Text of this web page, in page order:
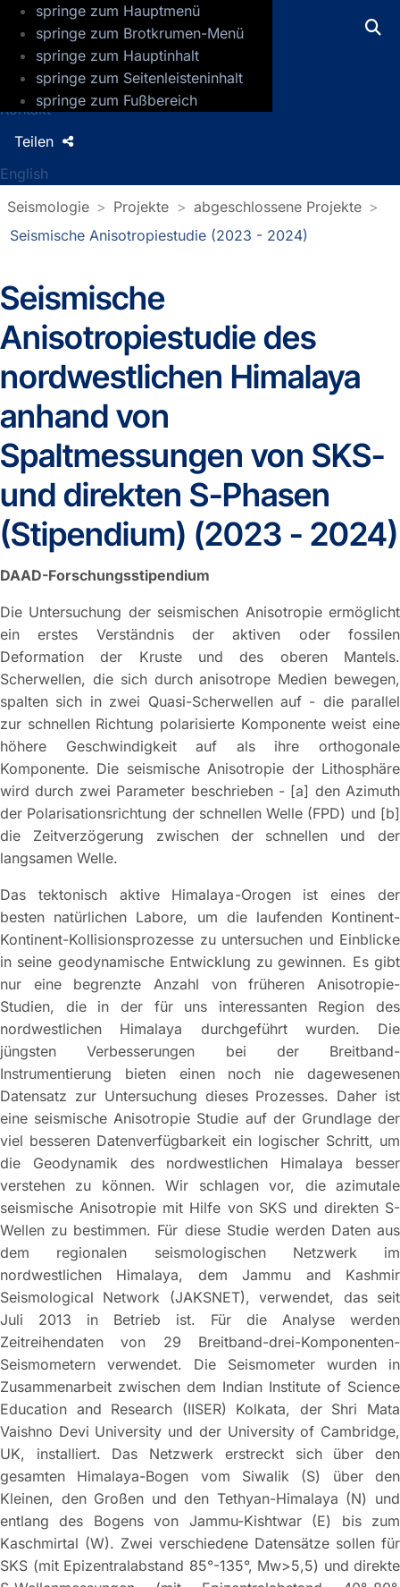
springe zum Hauptmenü
springe zum Brotkrumen-Menü
springe zum Hauptinhalt
springe zum Seitenleisteninhalt
springe zum Fußbereich
GFZ Helmholtz-Zentrum für
Presse
Jobs
Kontakt
English
Teilen
Seismologie Projekte
abgeschlossene Projekte
Seismische Anisotropiestudie (2023 - 2024)
Seismische
Anisotropiestudie des
nordwestlichen Himalaya
anhand von
Spaltmessungen von SKS-
und direkten S-Phasen
(Stipendium) (2023 - 2024)
DAAD-Forschungsstipendium
Die Untersuchung der seismischen Anisotropie ermöglicht
ein erstes Verständnis der aktiven oder fossilen
Deformation der Kruste und des oberen Mantels.
Scherwellen, die sich durch anisotrope Medien bewegen,
spalten sich in zwei Quasi-Scherwellen auf - die parallel
zur schnellen Richtung polarisierte Komponente weist eine
höhere Geschwindigkeit auf als ihre orthogonale
Komponente. Die seismische Anisotropie der Lithosphäre
wird durch zwei Parameter beschrieben - [a] den Azimuth
der Polarisationsrichtung der schnellen Welle (FPD) und [b]
die Zeitverzögerung zwischen der schnellen und der
langsamen Welle.
Das tektonisch aktive Himalaya-Orogen ist eines der
besten natürlichen Labore, um die laufenden Kontinent-
Kontinent-Kollisionsprozesse zu untersuchen und Einblicke
in seine geodynamische Entwicklung zu gewinnen. Es gibt
nur eine begrenzte Anzahl von früheren Anisotropie-
Studien, die in der für uns interessanten Region des
nordwestlichen Himalaya durchgeführt wurden. Die
jüngsten Verbesserungen bei der Breitband-
Instrumentierung bieten einen noch nie dagewesenen
Datensatz zur Untersuchung dieses Prozesses. Daher ist
eine seismische Anisotropie Studie auf der Grundlage der
viel besseren Datenverfügbarkeit ein logischer Schritt, um
die Geodynamik des nordwestlichen Himalaya besser
verstehen zu können. Wir schlagen vor, die azimutale
seismische Anisotropie mit Hilfe von SKS und direkten S-
Wellen zu bestimmen. Für diese Studie werden Daten aus
dem regionalen seismologischen Netzwerk im
nordwestlichen Himalaya, dem Jammu and Kashmir
Seismological Network (JAKSNET), verwendet, das seit
Juli 2013 in Betrieb ist. Für die Analyse werden
Zeitreihendaten von 29 Breitband-drei-Komponenten-
Seismometern verwendet. Die Seismometer wurden in
Zusammenarbeit zwischen dem Indian Institute of Science
Education and Research (IISER) Kolkata, der Shri Mata
Vaishno Devi University und der University of Cambridge,
UK, installiert. Das Netzwerk erstreckt sich über den
gesamten Himalaya-Bogen vom Siwalik (S) über den
Kleinen, den Großen und den Tethyan-Himalaya (N) und
entlang des Bogens von Jammu-Kishtwar (E) bis zum
Kaschmirtal (W). Zwei verschiedene Datensätze sollen für
SKS (mit Epizentralabstand 85°-135°, Mw>5,5) und direkte